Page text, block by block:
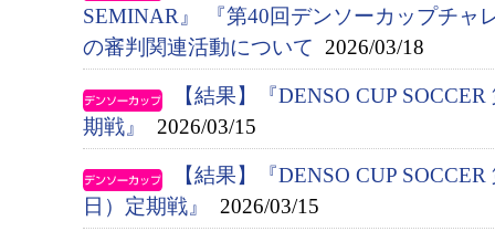
SEMINAR』 『第40回デンソーカップチャ
の審判関連活動について 2026/03/18
【結果】『DENSO CUP
期戦』
2026/03/15
【結果】『DENSO CUP
日）定期戦』
2026/03/15